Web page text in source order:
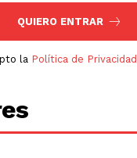
QUIERO ENTRAR
la Política de Privacidad